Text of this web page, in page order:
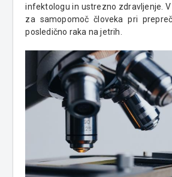
infektologu in ustrezno zdravljenje.
za samopomoč človeka pri
posledično raka na jetrih.